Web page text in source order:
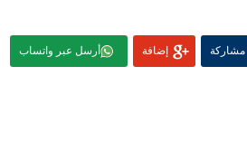
مشاركة إضافة أرسل عبر واتساب